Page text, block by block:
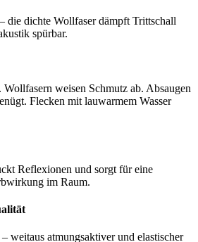
die dichte Wollfaser dämpft Trittschall
spürbar.
weisen Schmutz ab. Absaugen
Flecken mit lauwarmem Wasser
Reflexionen und sorgt für eine
im Raum.
weitaus atmungsaktiver und elastischer